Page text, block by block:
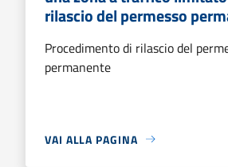
rilascio del permesso
Procedimento di rilascio del
permanente
VAI ALLA PAGINA